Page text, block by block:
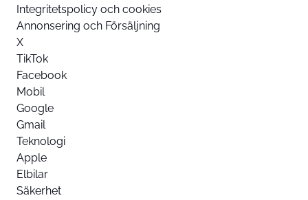
Integritetspolicy och cookies
Annonsering och Försäljning
X
TikTok
Facebook
Mobil
Google
Gmail
Teknologi
Apple
Elbilar
Säkerhet